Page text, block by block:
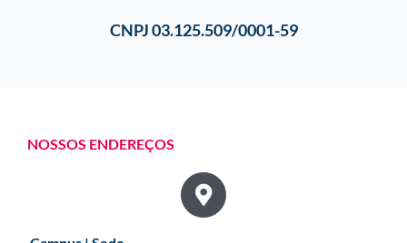
CNPJ 03.125.509/0001-59
NOSSOS ENDEREÇOS